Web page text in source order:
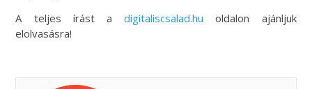
A teljes írást adigitaliscsalad.hu oldalon ajánljuk
elolvasásra!